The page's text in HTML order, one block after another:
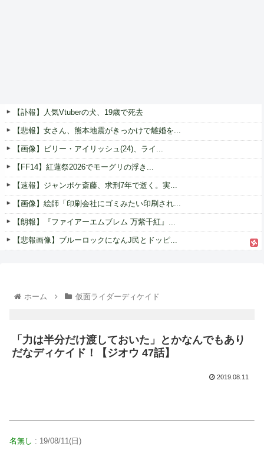
【訃報】人気Vtuberの犬、19歳で死去
【悲報】女さん、熊本地震がきっかけで離婚を...
【画像】ビリー・アイリッシュ(24)、ライ...
【FF14】紅蓮祭2026でモーグリの浮き...
【速報】ジャンポケ斎藤、求刑7年で逝く。実...
【画像】絵師「印刷会社にゴミみたい印刷され...
【朗報】『ファイアーエムブレム 万紫千紅』...
【悲報画像】ブルーロックになんJ民とドッピ...
ホーム 仮面ライダーディケイド
「力は半分だけ渡しておいた」とかなんでもあり
だなディケイド！【ジオウ 47話】
2019.08.11
名無し : 19/08/11(日)